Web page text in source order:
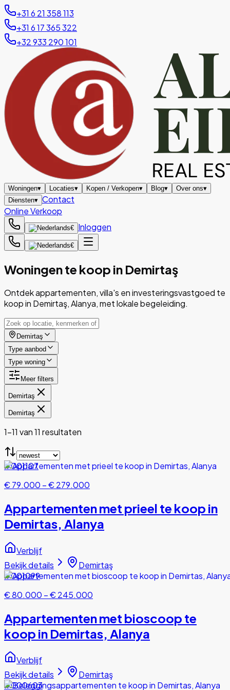
+31 6 21 358 113
+31 6 17 365 322
+32 933 290 101
Woningen▾ Locaties▾ Kopen / Verkopen▾ Blog▾ Over ons▾
Diensten▾ Contact
Online Verkoop
€ Inloggen
€
Woningen te koop in Demirtaş
Ontdek appartementen, villa's en investeringsvastgoed te
koop in Demirtaş, Alanya, met lokale begeleiding.
Demirtaş
Type aanbod
Type woning
Meer filters
Demirtaş
Demirtaş
1-11 van 11 resultaten
#001107
€ 79.000 –€ 279.000
Appartementen met prieel te koop in
Demirtas, Alanya
Verblijf
Bekijk details
Demirtaş
#001099
€ 80.000 –€ 245.000
Appartementen met bioscoop te
koop in Demirtas, Alanya
Verblijf
Bekijk details
Demirtaş
#000603